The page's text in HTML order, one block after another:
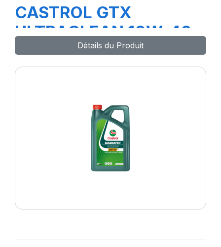
CASTROL GTX
ULTRACLEAN 10W-40
A3/B4 1L (E4)
Détails du Produit